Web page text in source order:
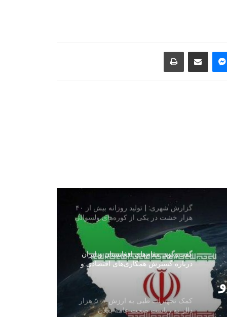
Messenger
Share via Email
Print
کشف و ضبط مقدار زیادی اسعار خارجی
در بندر حیرتان
گزارش شهری: | تولید روزانه بیش از ۴۰
هزار خشت در یکی از کوره‌های ولسوالی
فیروز نخچیر سمنگان
گفت‌وگوی مقام‌های افغانستان و ایران
درباره گسترش همکاری‌های اقتصادی و
تجارتی
کمک تجهیزات طبی به ارزش ۵۰۰ هزار
دالر به ریاست صحت عامه بغلان